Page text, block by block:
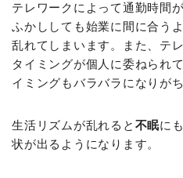
テレワークによって通勤時間
ふかししても始業に間に合う
乱れてしまいます。また、テ
タイミングが個人に委ねられ
イミングもバラバラになりがち
生活リズムが乱れると 不眠に
状が出るようになります。